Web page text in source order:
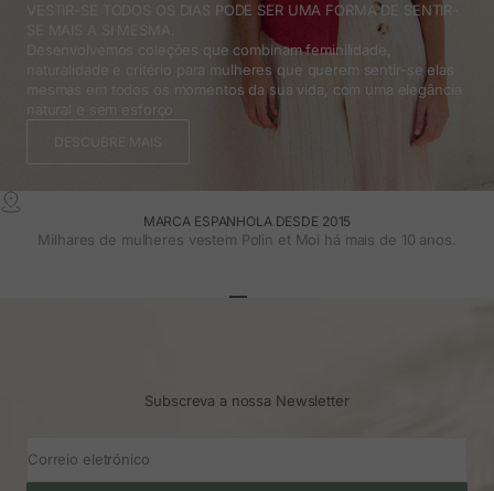
VESTIR-SE TODOS OS DIAS PODE SER UMA FORMA DE SENTIR-
SE MAIS A SI MESMA.
Desenvolvemos coleções que combinam feminilidade,
naturalidade e critério para mulheres que querem sentir-se elas
mesmas em todos os momentos da sua vida, com uma elegância
natural e sem esforço.
DESCUBRE MAIS
MARCA ESPANHOLA DESDE 2015
Milhares de mulheres vestem Polin et Moi há mais de 10 anos.
Subscreva a nossa Newsletter
Correio eletrónico